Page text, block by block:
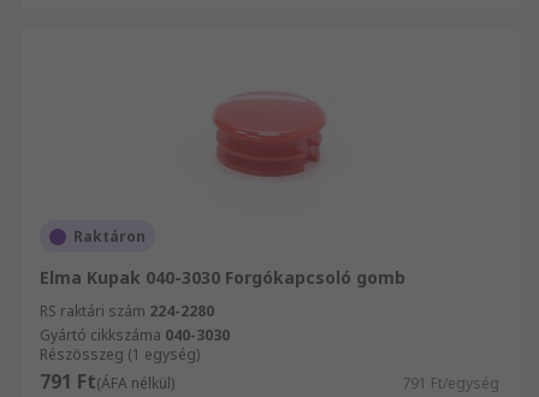
Raktáron
Elma Kupak 040-3030 Forgókapcsoló gomb
RS raktári szám 224-2280
Gyártó cikkszáma 040-3030
Részösszeg (1 egység)
791 Ft(ÁFA nélkül) 791 Ft/egység